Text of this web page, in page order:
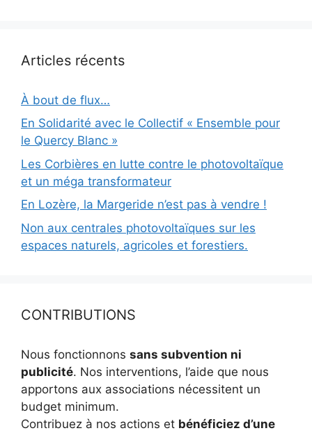
Articles récents
À bout de flux…
En Solidarité avec le Collectif « Ensemble pour
le Quercy Blanc »
Les Corbières en lutte contre le photovoltaïque
et un méga transformateur
En Lozère, la Margeride n’est pas à vendre !
Non aux centrales photovoltaïques sur les
espaces naturels, agricoles et forestiers.
CONTRIBUTIONS
Nous fonctionnons sans subvention ni
publicité. Nos interventions, l’aide que nous
apportons aux associations nécessitent un
budget minimum.
Contribuez à nos actions et bénéficiez d’une